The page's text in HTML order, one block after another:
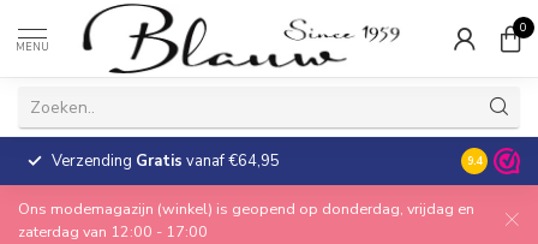
MENU
0
Verzending Gratis vanaf €64,95 30 dagen
9.4
Ons modemagazijn (winkel) is geopend op donderdag, vrijdag en
zaterdag van 12:00 - 17:00